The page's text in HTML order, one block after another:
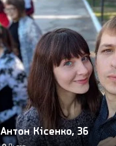
Антон Кісенко, 36